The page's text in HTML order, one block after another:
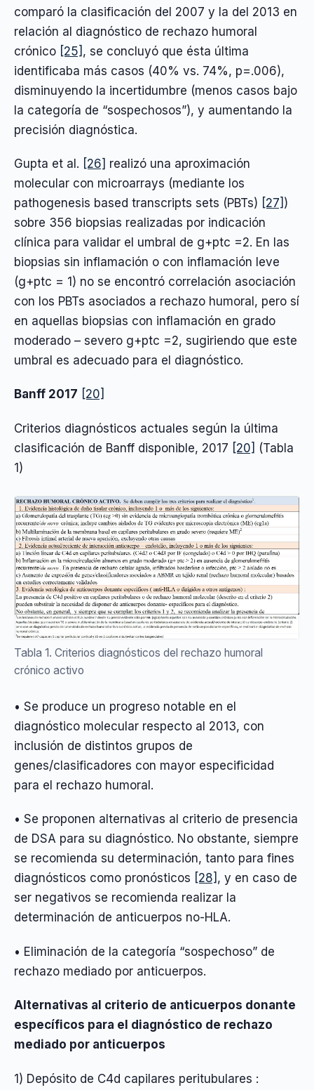
comparó la clasificación del 2007 y la del 2013 en
relación al diagnóstico de rechazo humoral
crónico [25] , se concluyó que ésta última
identificaba más casos (40% vs. 74%, p=.006),
disminuyendo la incertidumbre (menos casos bajo
la categoría de “sospechosos”), y aumentando la
precisión diagnóstica.
Gupta et al. [26] realizó una aproximación
molecular con microarrays (mediante los
pathogenesis based transcripts sets (PBTs) [27] )
sobre 356 biopsias realizadas por indicación
clínica para validar el umbral de g+ptc =2. En las
biopsias sin inflamación o con inflamación leve
(g+ptc = 1) no se encontró correlación asociación
con los PBTs asociados a rechazo humoral, pero sí
en aquellas biopsias con inflamación en grado
moderado – severo g+ptc =2, sugiriendo que este
umbral es adecuado para el diagnóstico.
Banff 2017 [20]
Criterios diagnósticos actuales según la última
clasificación de Banff disponible, 2017 [20] (Tabla
1)
Tabla 1. Criterios diagnósticos del rechazo humoral
crónico activo
• Se produce un progreso notable en el
diagnóstico molecular respecto al 2013, con
inclusión de distintos grupos de
genes/clasificadores con mayor especificidad
para el rechazo humoral.
• Se proponen alternativas al criterio de presencia
de DSA para su diagnóstico. No obstante, siempre
se recomienda su determinación, tanto para fines
diagnósticos como pronósticos [28] , y en caso de
ser negativos se recomienda realizar la
determinación de anticuerpos no-HLA.
• Eliminación de la categoría “sospechoso” de
rechazo mediado por anticuerpos.
Alternativas al criterio de anticuerpos donante
específicos para el diagnóstico de rechazo
mediado por anticuerpos
1) Depósito de C4d capilares peritubulares :